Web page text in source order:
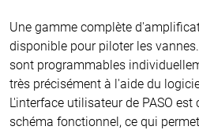
Une gamme complète
disponible pour piloter les
sont programmables
très précisément à l'aide du
L'interface utilisateur de PASO
schéma fonctionnel, ce qui